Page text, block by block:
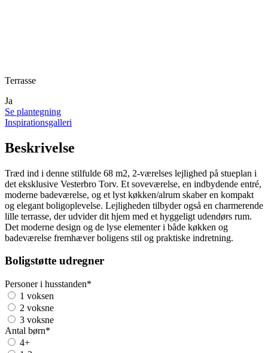
Terrasse
Ja
Se plantegning
Inspirationsgalleri
Beskrivelse
Træd ind i denne stilfulde 68 m2, 2-værelses lejlighed på stueplan i
det eksklusive Vesterbro Torv. Et soveværelse, en indbydende entré,
moderne badeværelse, og et lyst køkken/alrum skaber en kompakt
og elegant boligoplevelse. Lejligheden tilbyder også en charmerende
lille terrasse, der udvider dit hjem med et hyggeligt udendørs rum.
Det moderne design og de lyse elementer i både køkken og
badeværelse fremhæver boligens stil og praktiske indretning.
Boligstøtte udregner
Personer i husstanden*
1 voksen
2 voksne
3 voksne
Antal børn*
4+